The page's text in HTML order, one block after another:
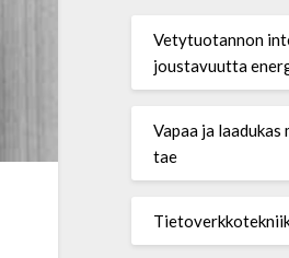
Vetytuotannon
joustavuutta
Vapaa ja
tae